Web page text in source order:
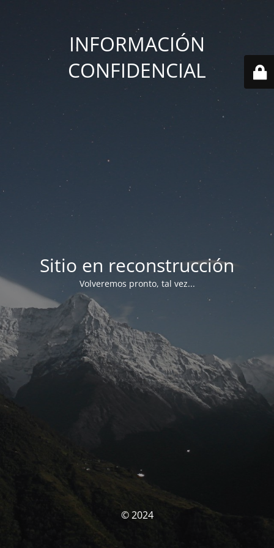
INFORMACIÓN
CONFIDENCIAL
Sitio en reconstrucción
Volveremos pronto, tal vez...
© 2024